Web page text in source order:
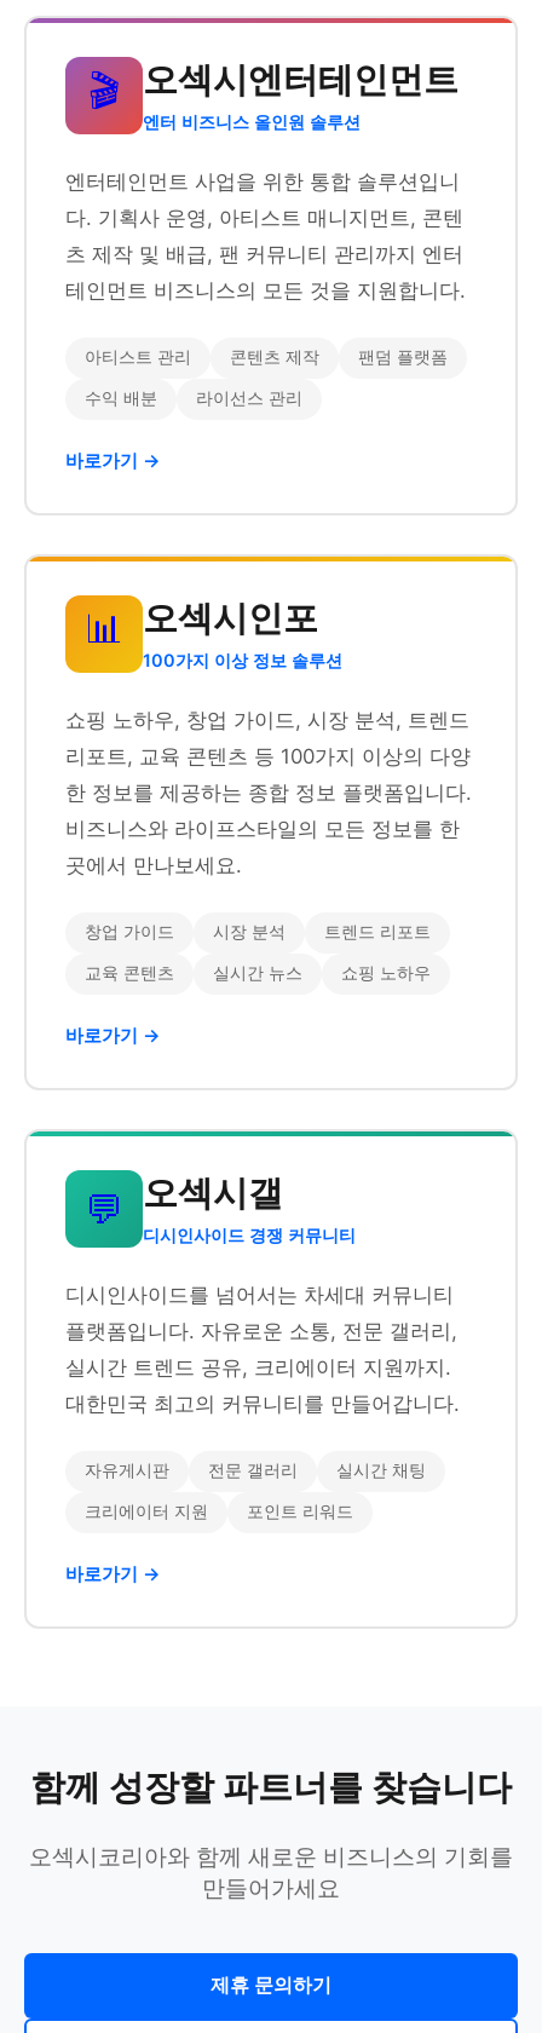
🎬 오섹시엔터테인먼트
엔터 비즈니스 올인원 솔루션
엔터테인먼트 사업을 위한 통합 솔루션입니
다. 기획사 운영, 아티스트 매니지먼트, 콘텐
츠 제작 및 배급, 팬 커뮤니티 관리까지 엔터
테인먼트 비즈니스의 모든 것을 지원합니다.
아티스트 관리 콘텐츠 제작 팬덤 플랫폼
수익 배분 라이선스 관리
바로가기 →
📊 오섹시인포
100가지 이상 정보 솔루션
쇼핑 노하우, 창업 가이드, 시장 분석, 트렌드
리포트, 교육 콘텐츠 등 100가지 이상의 다양
한 정보를 제공하는 종합 정보 플랫폼입니다.
비즈니스와 라이프스타일의 모든 정보를 한
곳에서 만나보세요.
창업 가이드 시장 분석 트렌드 리포트
교육 콘텐츠 실시간 뉴스 쇼핑 노하우
바로가기 →
💬 오섹시갤
디시인사이드 경쟁 커뮤니티
디시인사이드를 넘어서는 차세대 커뮤니티
플랫폼입니다. 자유로운 소통, 전문 갤러리,
실시간 트렌드 공유, 크리에이터 지원까지.
대한민국 최고의 커뮤니티를 만들어갑니다.
자유게시판 전문 갤러리 실시간 채팅
크리에이터 지원 포인트 리워드
바로가기 →
함께 성장할 파트너를 찾습니다
오섹시코리아와 함께 새로운 비즈니스의 기회를
만들어가세요
제휴 문의하기